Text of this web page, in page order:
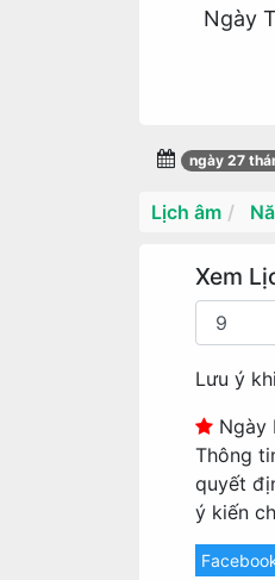
Ngày
ngày 27
Lịch âm
Xem
Lưu ý
Ngày
Thông
quyết
ý kiến